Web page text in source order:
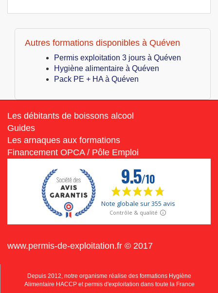
Autres formations disponibles à Quéven
Permis exploitation 3 jours à Quéven
Hygiène alimentaire à Quéven
Pack PE + HA à Quéven
Les débitants de boissons alcool
Guides
Les arnaques aux formations
Financement OPCA / Pôle Emploi
www.permis-de-exploitation.fr © 2017
Depuis 2012, notre organisme réalise des formations Hygiène
Alimentaire HACCP et permis d'exploitation dans toute la France